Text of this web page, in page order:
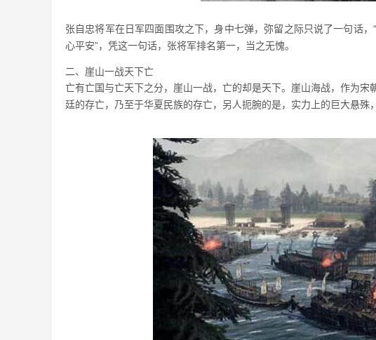
张自忠将军在日军四面围攻之下，身中七弹，弥留之际只说了一句话
心平安”，凭这一句话，张将军排名第一，当之无愧。
二、崖山一战天下亡
亡有亡国与亡天下之分，崖山一战，亡的却是天下。崖山海战，作为
廷的存亡，乃至于华夏民族的存亡，另人扼腕的是，实力上的巨大悬殊